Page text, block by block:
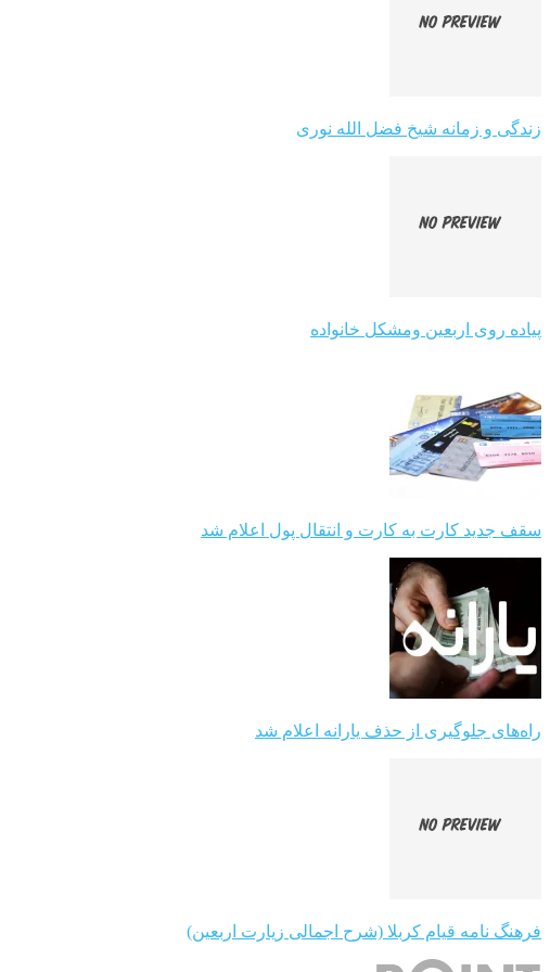
زندگی و زمانه شیخ فضل الله نوری
پیاده روی اربعین ومشکل خانواده
سقف جدید کارت به کارت و انتقال پول اعلام شد
راه‌های جلوگیری از حذف یارانه اعلام شد
فرهنگ نامه قیام کربلا (شرح اجمالی زیارت اربعین)